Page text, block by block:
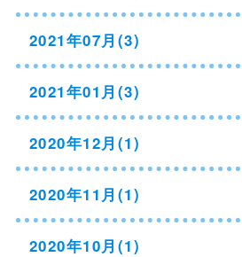
2021年07月(3)
2021年01月(3)
2020年12月(1)
2020年11月(1)
2020年10月(1)